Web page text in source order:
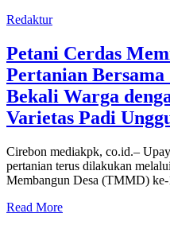
Redaktur
Petani Cerdas
Pertanian
Bekali Warga
Varietas Padi
Cirebon mediakpk, co.id.–
pertanian terus dilakukan
Membangun Desa (TMMD)
Read More